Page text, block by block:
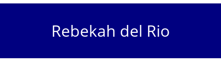
Rebekah del Rio